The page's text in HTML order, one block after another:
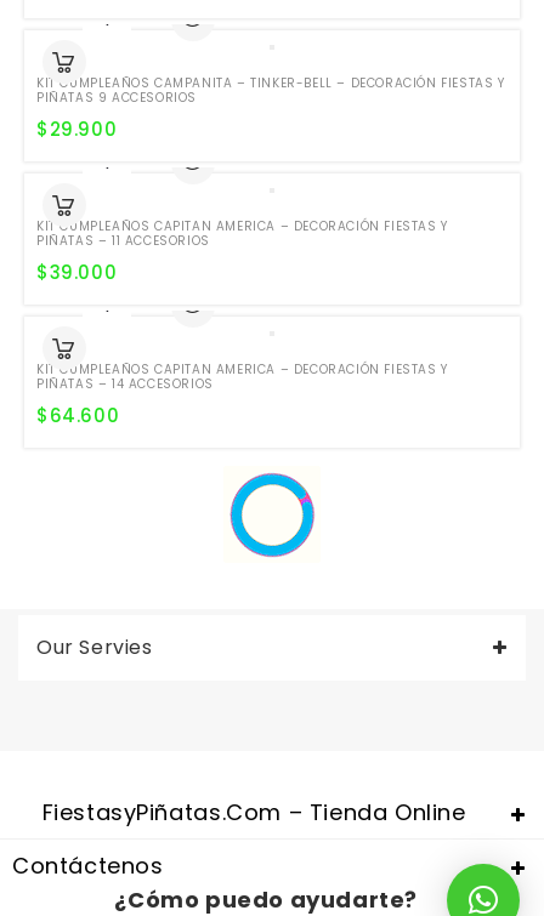
KIT CUMPLEAÑOS CAMPANITA – TINKER-BELL – DECORACIÓN FIESTAS Y
PIÑATAS 9 ACCESORIOS
$29.900
KIT CUMPLEAÑOS CAPITAN AMERICA – DECORACIÓN FIESTAS Y
PIÑATAS – 11 ACCESORIOS
$39.000
KIT CUMPLEAÑOS CAPITAN AMERICA – DECORACIÓN FIESTAS Y
PIÑATAS – 14 ACCESORIOS
$64.600
Our Servies
FiestasyPiñatas.com – Tienda Online
Contáctenos
¿Cómo puedo ayudarte?